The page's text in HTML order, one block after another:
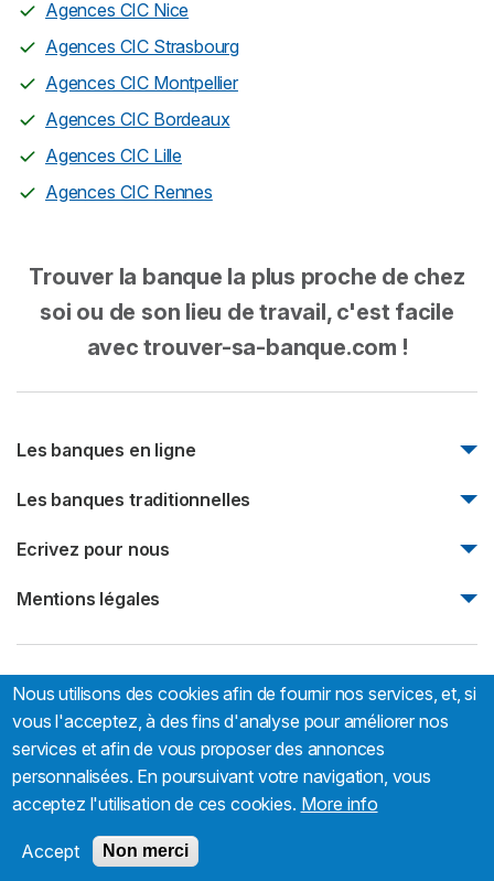
Agences CIC Nice
Agences CIC Strasbourg
Agences CIC Montpellier
Agences CIC Bordeaux
Agences CIC Lille
Agences CIC Rennes
Trouver la banque la plus proche de chez
soi ou de son lieu de travail, c'est facile
avec trouver-sa-banque.com !
Les banques en ligne
Monabanq
Fortuneo
Les banques traditionnelles
Natixis
Société marseillaise de crédit
Ecrivez pour nous
Ecrivez pour nous
Mentions légales
Trouver-sa-banque.com:66 rue Sébastien Mercier, 75015
Paris, France
© 2026 - Tous droits réservés
Nous utilisons des cookies afin de fournir nos services, et, si
vous l'acceptez, à des fins d'analyse pour améliorer nos
services et afin de vous proposer des annonces
personnalisées. En poursuivant votre navigation, vous
acceptez l'utilisation de ces cookies. More info
Accept Non merci